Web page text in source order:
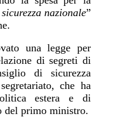
nazionale”
una legge per
di segreti di
di sicurezza
che ha
estera e di
del primo ministro.